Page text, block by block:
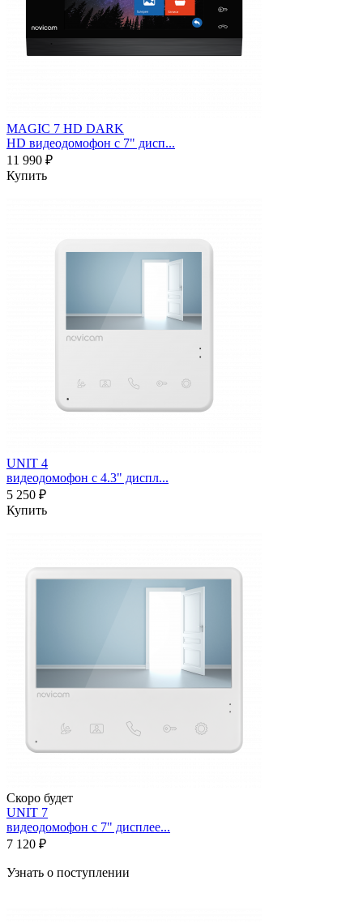
MAGIC 7 HD DARK
HD видеодомофон с 7" дисп...
11 990 ₽
Купить
UNIT 4
видеодомофон с 4.3" диспл...
5 250 ₽
Купить
Скоро будет
UNIT 7
видеодомофон с 7" дисплее...
7 120 ₽
Узнать о поступлении